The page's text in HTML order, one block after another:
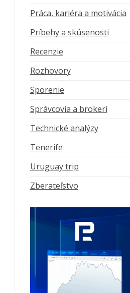
Práca, kariéra a motivácia
Príbehy a skúsenosti
Recenzie
Rozhovory
Sporenie
Správcovia a brokeri
Technické analýzy
Tenerife
Uruguay trip
Zberateľstvo